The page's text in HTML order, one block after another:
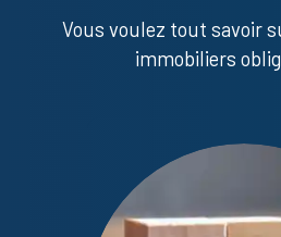
Vous voulez tout savoir
immobiliers